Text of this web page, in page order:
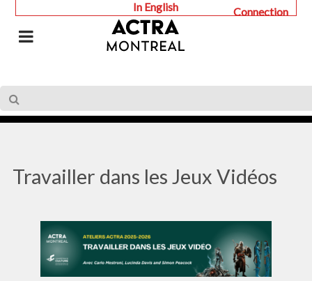
Connection
In English
Travailler dans les Jeux Vidéos